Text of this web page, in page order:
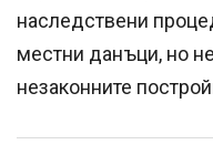
наследствени
местни данъци, но
незаконните